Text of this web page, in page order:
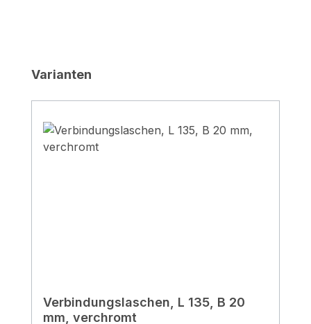
Produktgalerie überspringen
Varianten
Verbindungslaschen, L 135, B 20
mm, verchromt